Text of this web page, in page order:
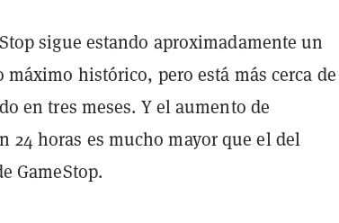
sigue estando aproximadamente un
máximo histórico, pero está más cerca de
en tres meses. Y el aumento de
24 horas es mucho mayor que el del
GameStop.